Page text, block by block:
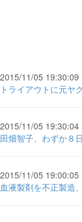
2015/11/05 19:30:09
トライアウトに元ヤ
2015/11/05 19:30:04
田畑智子、わずか８
2015/11/05 19:00:05
血液製剤を不正製造